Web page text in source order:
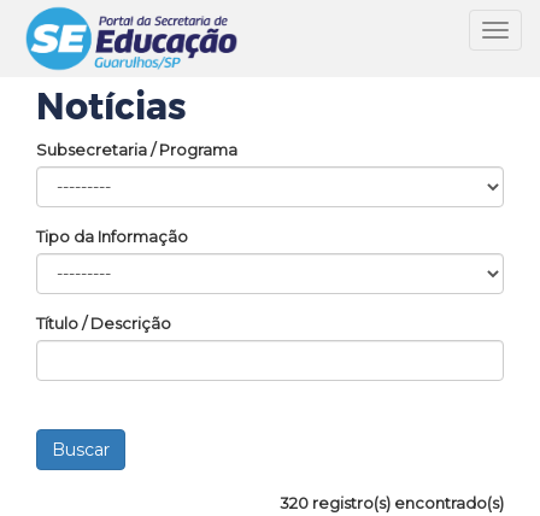
Notícias
Subsecretaria / Programa
Tipo da Informação
Título / Descrição
320 registro(s) encontrado(s)